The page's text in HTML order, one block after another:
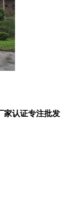
家认证专注批发